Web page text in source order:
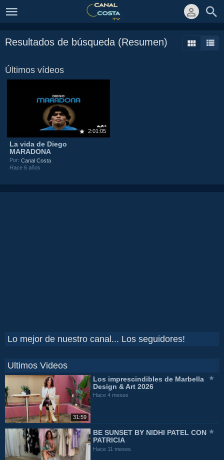
Resultados de búsqueda (Resumen)
Últimos vídeos
2:01:05
La vida de Diego
MARADONA
Por:Canal Costa
Hace 6 años
Lo mejor de nuestro canal... Los seguidores!
Ultimos Videos
31:59
Los imprescindibles de Marbella
Design & Art 2026
Hace 4 meses
BE SUNSET BY NIDHI PATEL CON
PATRICIA
Hace 11 meses